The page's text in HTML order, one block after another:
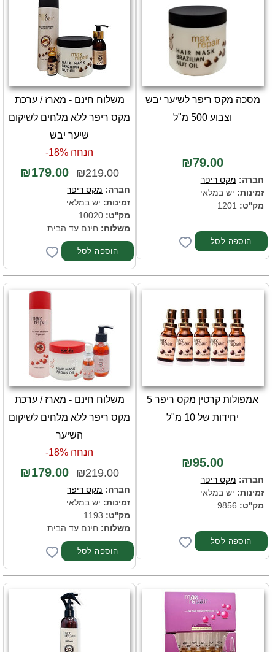
מסכה מקס ריפר לשיער יבש
וצבוע 500 מ"ל
₪79.00
חברה: מקס ריפר
זמינות: יש במלאי
מק''ט:
משלוח חינם - מארז / ערכת
מקס ריפר ללא מלחים לשיקום
שיער יבש
הנחה 18%-
₪219.00
₪179.00
חברה: מקס ריפר
זמינות: יש במלאי
מק''ט:
משלוח: חינם עד הבית
אמפולות קרטין מקס ריפר 5
יחידות של 10 מ"ל
₪95.00
חברה: מקס ריפר
זמינות: יש במלאי
מק''ט:
משלוח חינם - מארז / ערכת
מקס ריפר ללא מלחים לשיקום
השיער
הנחה 18%-
₪219.00
₪179.00
חברה: מקס ריפר
זמינות: יש במלאי
מק''ט:
משלוח: חינם עד הבית